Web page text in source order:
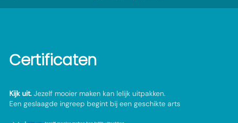
Certificaten
Kijk uit. Jezelf mooier maken kan lelijk uitpakken.
Een geslaagde ingreep begint bij een geschikte arts